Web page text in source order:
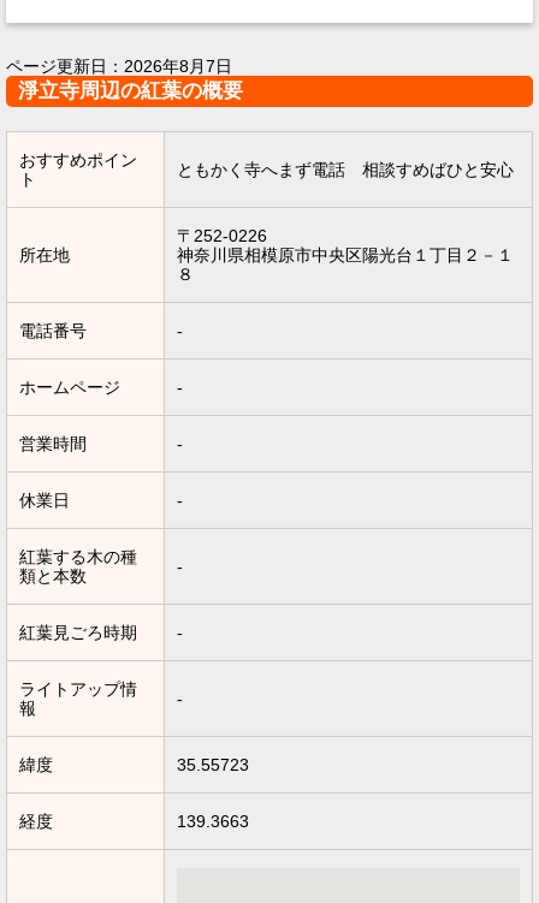
ページ更新日： 2026年8月7日
淨立寺周辺の紅葉の概要
おすすめポイン
ト
ともかく寺へまず電話 相談すめばひと安心
所在地
〒252-0226
神奈川県相模原市中央区陽光台１丁目２－１
８
電話番号 -
ホームページ -
営業時間 -
休業日 -
紅葉する木の種
類と本数
-
紅葉見ごろ時期 -
ライトアップ情
報
-
緯度 35.55723
経度 139.3663